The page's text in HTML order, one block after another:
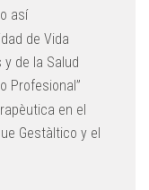
así
de Vida
de la Salud
Profesional”
en el
Gestàltico y el